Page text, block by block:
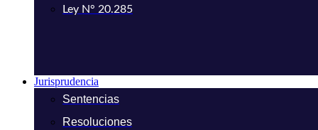
Ley N° 20.285
Jurisprudencia
Sentencias
Resoluciones